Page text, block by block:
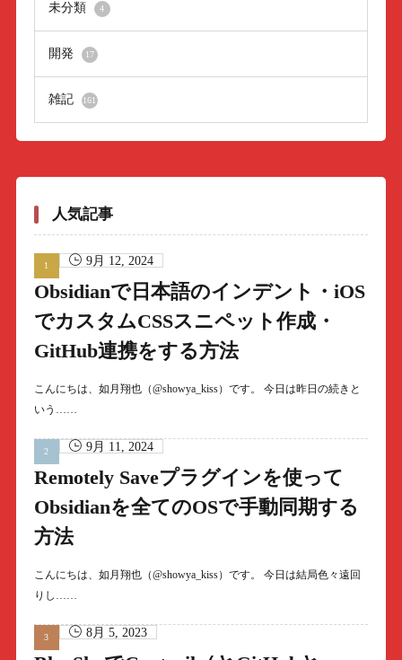
未分類 4
開発 17
雑記 161
人気記事
9月 12, 2024
Obsidianで日本語のインデント・iOS
でカスタムCSSスニペット作成・
GitHub連携をする方法
こんにちは、如月翔也（@showya_kiss）です。 今日は昨日の続きと
いう……
9月 11, 2024
Remotely Saveプラグインを使って
Obsidianを全てのOSで手動同期する
方法
こんにちは、如月翔也（@showya_kiss）です。 今日は結局色々遠回
りし……
8月 5, 2023